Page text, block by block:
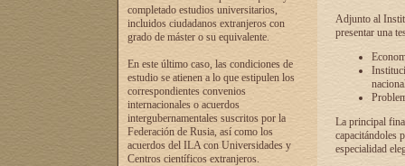
completado estudios universitarios,
incluidos ciudadanos extranjeros con
grado de máster o su equivalente.
En este último caso, las condiciones de
estudio se atienen a lo que estipulen los
correspondientes convenios
internacionales o acuerdos
intergubernamentales suscritos por la
Federación de Rusia, así como los
acuerdos del ILA con Universidades y
Centros científicos extranjeros.
Adjunto al
presentar una
La principal
capacitándoles
especialidad